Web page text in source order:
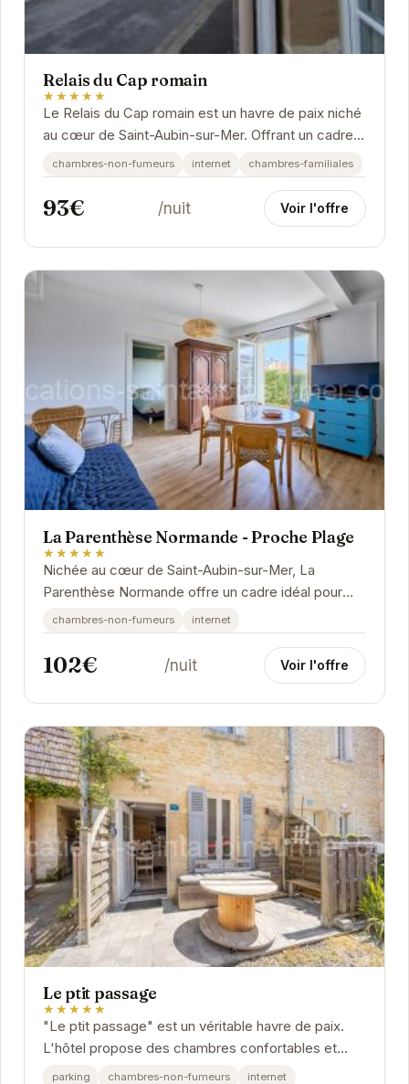
Relais du Cap romain
★★★★★
Le Relais du Cap romain est un havre de paix niché
au cœur de Saint-Aubin-sur-Mer. Offrant un cadre
élégant et confortable, cet hôtel vous...
chambres-non-fumeurs internet chambres-familiales
93€ /nuit Voir l'offre
La Parenthèse Normande - Proche Plage
★★★★★
Nichée au cœur de Saint-Aubin-sur-Mer, La
Parenthèse Normande offre un cadre idéal pour
des vacances reposantes.
chambres-non-fumeurs internet
102€ /nuit Voir l'offre
Le ptit passage
★★★★★
"Le ptit passage" est un véritable havre de paix.
L'hôtel propose des chambres confortables et
bien équipées.
parking chambres-non-fumeurs internet